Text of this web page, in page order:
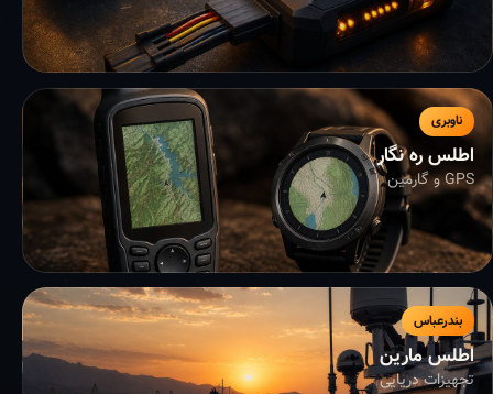
ناوبری
اطلس ره نگار
GPS و گارمین
بندرعباس
اطلس مارین
تجهیزات دریایی